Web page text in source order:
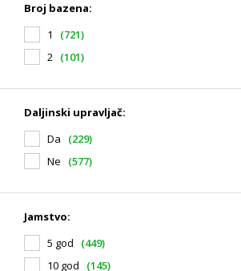
Broj bazena:
1
(721)
2 (101)
Daljinski upravljač:
Da
(229)
Ne
(577)
Jamstvo:
5 god
(449)
10 god
(145)